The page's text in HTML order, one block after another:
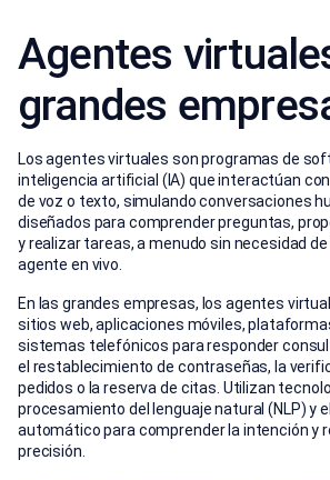
Agentes
grandes
Los agentes virtuales son programas de
inteligencia artificial (IA) que interactúan
de voz o texto, simulando conversaciones
diseñados para comprender preguntas,
y realizar tareas, a menudo sin necesidad de
agente en vivo.
En las grandes empresas, los agentes
sitios web, aplicaciones móviles,
sistemas telefónicos para responder
el restablecimiento de contraseñas, la
pedidos o la reserva de citas. Utilizan
procesamiento del lenguaje natural (NLP) y
automático para comprender la intención y
precisión.